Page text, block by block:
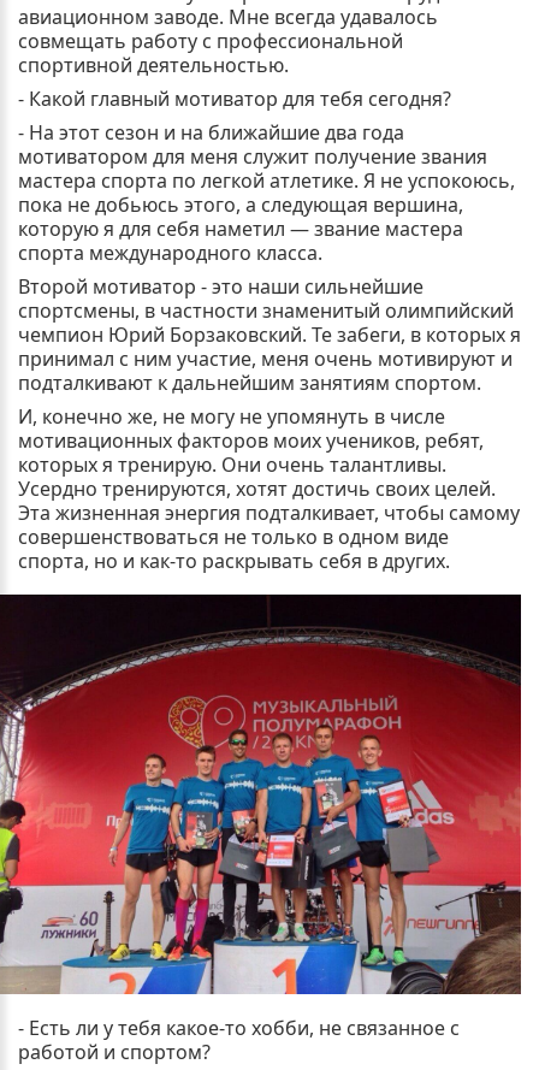
авиационном заводе. Мне всегда удавалось
совмещать работу с профессиональной
спортивной деятельностью.
- Какой главный мотиватор для тебя сегодня?
- На этот сезон и на ближайшие два года
мотиватором для меня служит получение звания
мастера спорта по легкой атлетике. Я не успокоюсь,
пока не добьюсь этого, а следующая вершина,
которую я для себя наметил — звание мастера
спорта международного класса.
Второй мотиватор - это наши сильнейшие
спортсмены, в частности знаменитый олимпийский
чемпион Юрий Борзаковский. Те забеги, в которых я
принимал с ним участие, меня очень мотивируют и
подталкивают к дальнейшим занятиям спортом.
И, конечно же, не могу не упомянуть в числе
мотивационных факторов моих учеников, ребят,
которых я тренирую. Они очень талантливы.
Усердно тренируются, хотят достичь своих целей.
Эта жизненная энергия подталкивает, чтобы самому
совершенствоваться не только в одном виде
спорта, но и как-то раскрывать себя в других.
- Есть ли у тебя какое-то хобби, не связанное с
работой и спортом?